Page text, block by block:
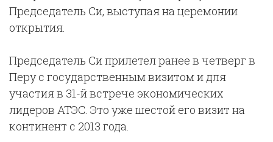
Председатель Си, выступая на церемонии
открытия.
Председатель Си прилетел ранее в четверг в
Перу с государственным визитом и для
участия в 31-й встрече экономических
лидеров АТЭС. Это уже шестой его визит на
континент с 2013 года.